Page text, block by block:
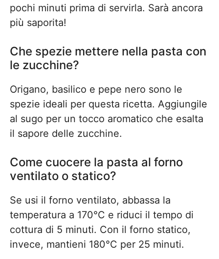
pochi minuti prima di servirla. Sarà ancora
più saporita!
Che spezie mettere nella pasta con
le zucchine?
Origano, basilico e pepe nero sono le
spezie ideali per questa ricetta. Aggiungile
al sugo per un tocco aromatico che esalta
il sapore delle zucchine.
Come cuocere la pasta al forno
ventilato o statico?
Se usi il forno ventilato, abbassa la
temperatura a 170°C e riduci il tempo di
cottura di 5 minuti. Con il forno statico,
invece, mantieni 180°C per 25 minuti.